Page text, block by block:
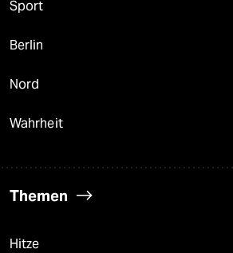
Sport
Berlin
Nord
Wahrheit
Themen
Hitze